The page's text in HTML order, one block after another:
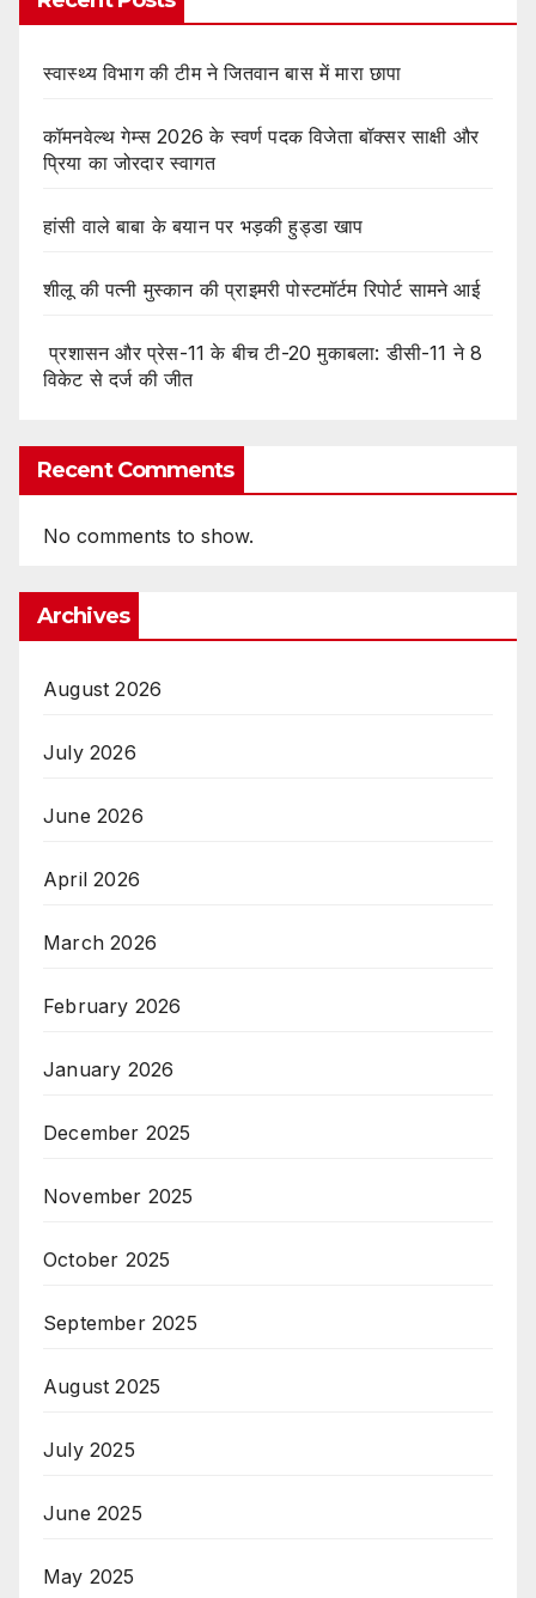
स्वास्थ्य विभाग की टीम ने जितवान बास में मारा छापा
कॉमनवेल्थ गेम्स 2026 के स्वर्ण पदक विजेता बॉक्सर साक्षी और
प्रिया का जोरदार स्वागत
हांसी वाले बाबा के बयान पर भड़की हुड्डा खाप
शीलू की पत्नी मुस्कान की प्राइमरी पोस्टमॉर्टम रिपोर्ट सामने आई
प्रशासन और प्रेस-11 के बीच टी-20 मुकाबला: डीसी-11 ने 8
विकेट से दर्ज की जीत
Recent Comments
No comments to show.
Archives
August 2026
July 2026
June 2026
April 2026
March 2026
February 2026
January 2026
December 2025
November 2025
October 2025
September 2025
August 2025
July 2025
June 2025
May 2025